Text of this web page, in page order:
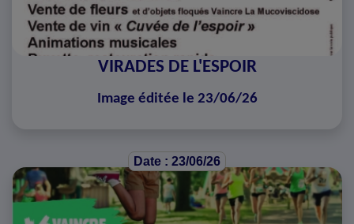
VIRADES DE L'ESPOIR
Image éditée le 23/06/26
Date : 23/06/26